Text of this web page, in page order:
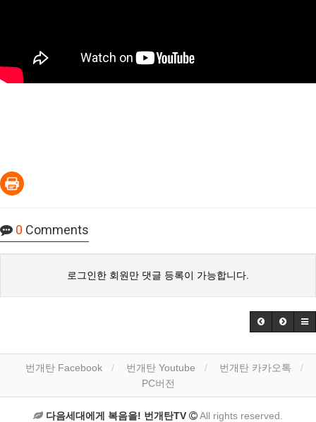
0 Comments
로그인한 회원만 댓글 등록이 가능합니다.
번개탄 Facebook 번개탄 Youtube
번개탄 카카오톡
PC버전
다음세대에게 복음을! 번개탄TV All rights reserved.